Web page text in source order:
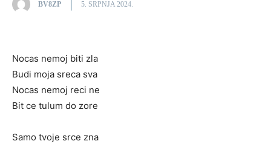
BV8ZP 5. SRPNJA 2024.
Nocas nemoj biti zla
Budi moja sreca sva
Nocas nemoj reci ne
Bit ce tulum do zore
Samo tvoje srce zna